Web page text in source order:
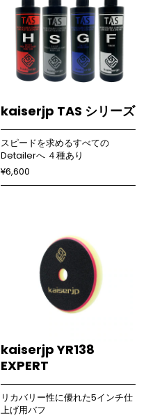
kaiserjp TAS シリーズ
スピードを求めるすべての
Detailerへ ４種あり
¥6,600
kaiserjp YR138
EXPERT
リカバリー性に優れた5インチ仕
上げ用バフ